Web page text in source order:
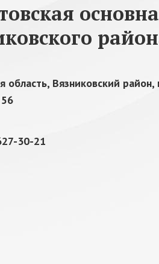
область, Вязниковский
30-21